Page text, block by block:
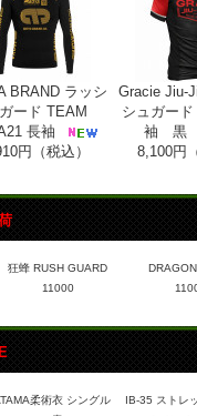
BRAND ラッシ
ード TEAM
長袖
円（税込）
Gracie
シュガー
袖 黒
8,100円
11000